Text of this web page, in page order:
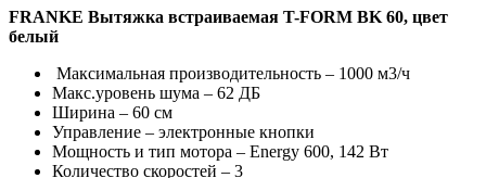
FRANKE Вытяжка встраиваемая T-FORM BK 60, цвет
белый
Максимальная производительность – 1000 м3/ч
Макс.уровень шума – 62 ДБ
Ширина – 60 см
Управление – электронные кнопки
Мощность и тип мотора – Energy 600, 142 Вт
Количество скоростей – 3